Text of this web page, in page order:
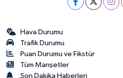
Hava Durumu
Trafik Durumu
Puan Durumu ve Fikstür
Tüm Manşetler
Son Dakika Haberleri